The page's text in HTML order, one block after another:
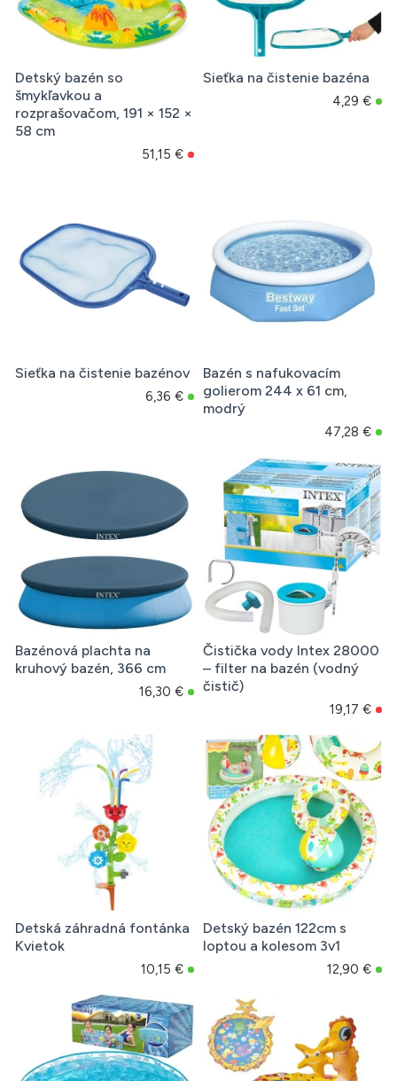
Detský bazén so
šmykľavkou a
rozprašovačom, 191 × 152 ×
58 cm
51,15 €
Sieťka na čistenie bazéna
4,29 €
Sieťka na čistenie bazénov
6,36 €
Bazén s nafukovacím
golierom 244 x 61 cm,
modrý
47,28 €
Bazénová plachta na
kruhový bazén, 366 cm
16,30 €
Čistička vody Intex 28000
– filter na bazén (vodný
čistič)
19,17 €
Detská záhradná fontánka
Kvietok
10,15 €
Detský bazén 122cm s
loptou a kolesom 3v1
12,90 €